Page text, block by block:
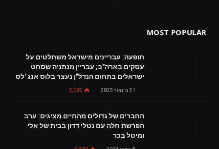
MOST POPULAR
תופעה: עבריינים מישראל משתלטים על
עסקים בארה"ב; עבריין מנתניה שסחט
ישראלים בתחום הנדל"ן נעצר בלוס אנג׳לס
31 בינואר 2025 3,035
החברים של גדולים מהחיים מציגים: ערב
הפרשת חלה עם נטלי דדון בבית של אלי
ומיטל בכר